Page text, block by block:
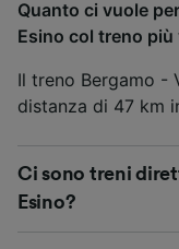
Quanto ci vuole
Esino col treno più
Il treno Bergamo -
distanza di 47 km
Ci sono treni
Esino?